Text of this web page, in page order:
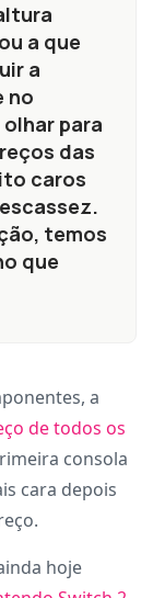
a que
a
no
para
das
caros
temos
que
a
de todos os
consola
cara depois
hoje